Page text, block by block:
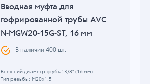
Вводная муфта для
гофрированной трубы AVC
N-MGW20-15G-ST, 16 мм
В наличии 400шт.
Внешний диаметр трубы: 3/8" (16 мм)
Тип резьбы: M20x1.5